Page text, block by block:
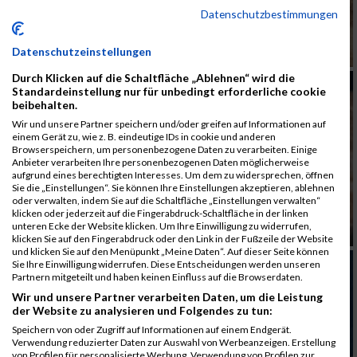
Datenschutzbestimmungen
Datenschutzeinstellungen
Durch Klicken auf die Schaltfläche „Ablehnen“ wird die
Standardeinstellung nur für unbedingt erforderliche cookie
beibehalten.
Wir und unsere Partner speichern und/oder greifen auf Informationen auf
einem Gerät zu, wie z. B. eindeutige IDs in cookie und anderen
Browserspeichern, um personenbezogene Daten zu verarbeiten. Einige
Anbieter verarbeiten Ihre personenbezogenen Daten möglicherweise
aufgrund eines berechtigten Interesses. Um dem zu widersprechen, öffnen
Sie die „Einstellungen“. Sie können Ihre Einstellungen akzeptieren, ablehnen
oder verwalten, indem Sie auf die Schaltfläche „Einstellungen verwalten“
klicken oder jederzeit auf die Fingerabdruck-Schaltfläche in der linken
unteren Ecke der Website klicken. Um Ihre Einwilligung zu widerrufen,
klicken Sie auf den Fingerabdruck oder den Link in der Fußzeile der Website
und klicken Sie auf den Menüpunkt „Meine Daten“. Auf dieser Seite können
Sie Ihre Einwilligung widerrufen. Diese Entscheidungen werden unseren
Partnern mitgeteilt und haben keinen Einfluss auf die Browserdaten.
Wir und unsere Partner verarbeiten Daten, um die Leistung
der Website zu analysieren und Folgendes zu tun:
Speichern von oder Zugriff auf Informationen auf einem Endgerät.
Verwendung reduzierter Daten zur Auswahl von Werbeanzeigen. Erstellung